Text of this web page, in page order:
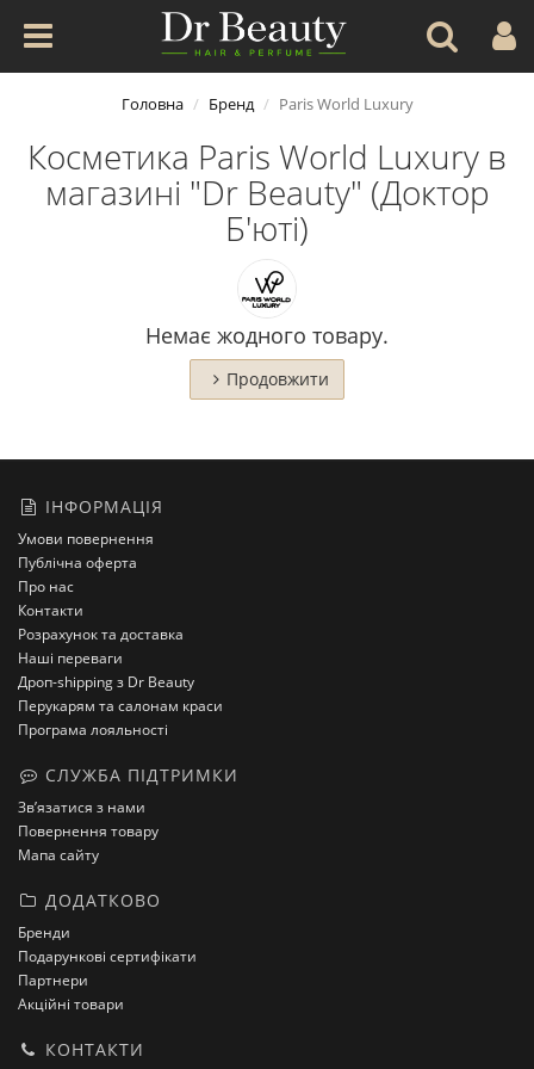
Головна Бренд Paris World Luxury
Косметика Paris World Luxury в
магазині "Dr Beauty" (Доктор
Б'юті)
Немає жодного товару.
Продовжити
ІНФОРМАЦІЯ
Умови повернення
Публічна оферта
Про нас
Контакти
Розрахунок та доставка
Наші переваги
Дроп-shipping з Dr Beauty
Перукарям та салонам краси
Програма лояльності
СЛУЖБА ПІДТРИМКИ
Зв’язатися з нами
Повернення товару
Мапа сайту
ДОДАТКОВО
Бренди
Подарункові сертифікати
Партнери
Акційні товари
КОНТАКТИ